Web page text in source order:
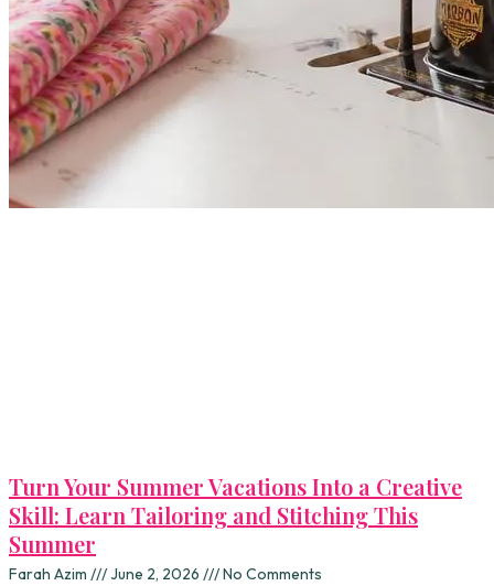
Turn Your Summer Vacations Into a Creative
Skill: Learn Tailoring and Stitching This
Summer
Farah Azim June 2, 2026 No Comments